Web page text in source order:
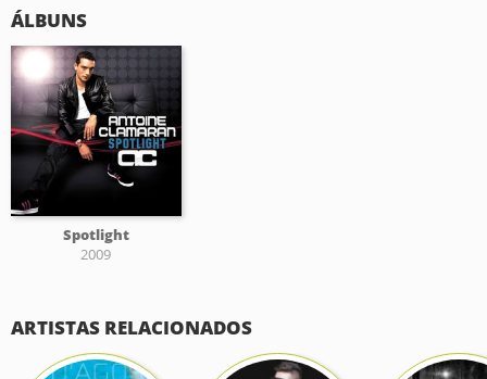
ÁLBUNS
Spotlight
2009
ARTISTAS RELACIONADOS